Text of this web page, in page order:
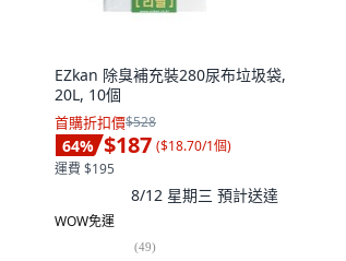
EZkan 除臭補充裝280尿布垃圾袋,
20L, 10個
首購折扣價$528
64% $187 ($18.70/1個)
運費 $195
8/12 星期三 預計送達
WOW免運
(49)